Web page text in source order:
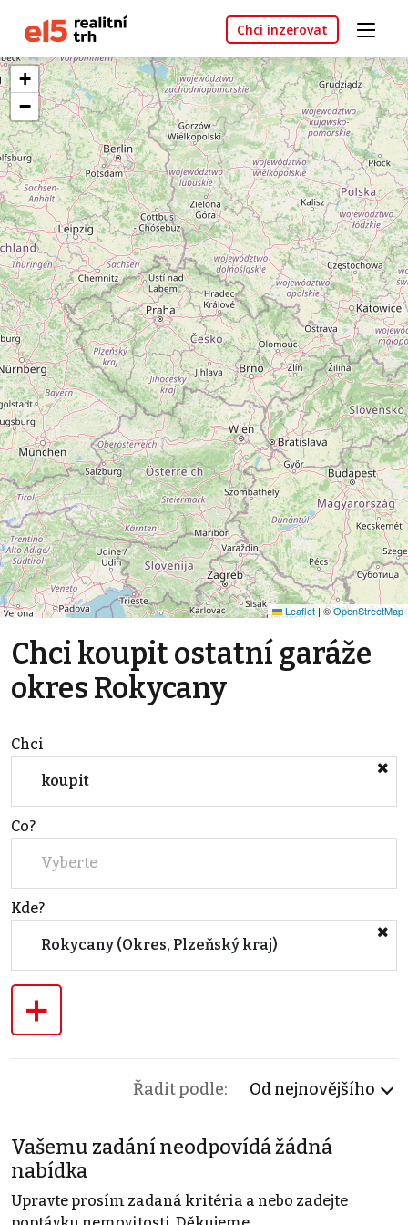
Chci inzerovat
+
−
Leaflet | ©OpenStreetMap
Chci koupit ostatní garáže
okres Rokycany
Chci
koupit
Co?
Vyberte
Kde?
Rokycany (Okres, Plzeňský kraj)
+
Řadit podle: Od nejnovějšího
Vašemu zadání neodpovídá žádná
nabídka
Upravte prosím zadaná kritéria a nebo zadejte